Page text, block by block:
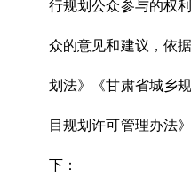
行规划公众参与的权
众的意见和建议，依
划法》《甘肃省城乡
目规划许可管理办法
下：